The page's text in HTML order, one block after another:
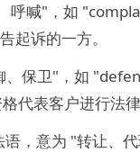
喊"，如
起诉的一方。
保卫"，如
代表客户进行法律
，意为 "转让、代